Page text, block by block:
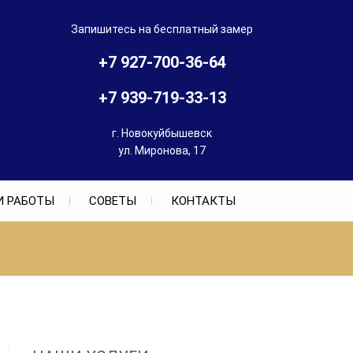
Запишитесь на бесплатный замер
+7 927-700-36-64
+7 939-719-33-13
г. Новокуйбышевск
ул. Миронова, 17
РАБОТЫ СОВЕТЫ КОНТАКТЫ